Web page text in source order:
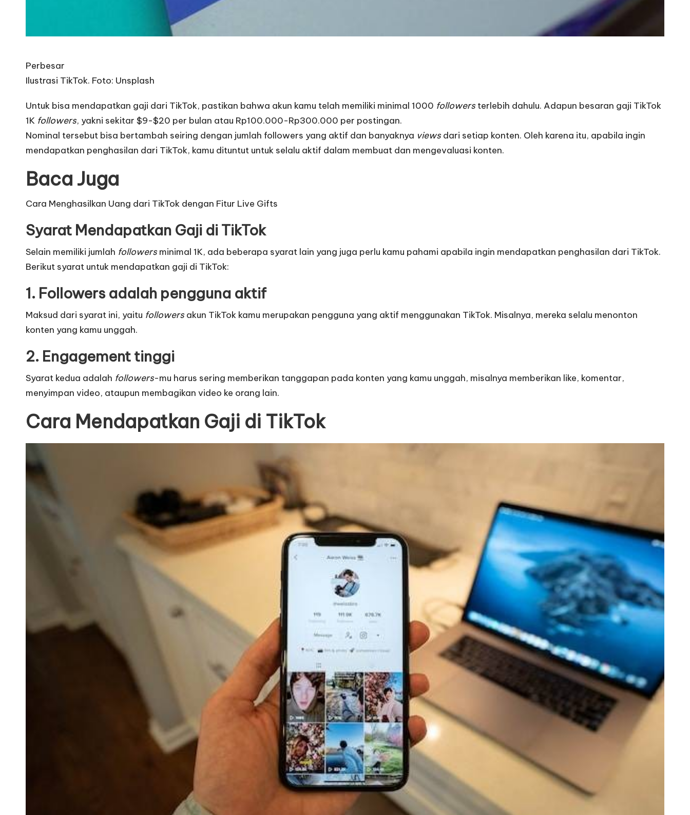
Perbesar
Ilustrasi TikTok. Foto: Unsplash
Untuk bisa mendapatkan gaji dari TikTok, pastikan bahwa akun kamu telah memiliki minimal 1000 followers terlebih dahulu. Adapun besaran gaji TikTok
1K followers, yakni sekitar $9-$20 per bulan atau Rp100.000-Rp300.000 per postingan.
Nominal tersebut bisa bertambah seiring dengan jumlah followers yang aktif dan banyaknya views dari setiap konten. Oleh karena itu, apabila ingin
mendapatkan penghasilan dari TikTok, kamu dituntut untuk selalu aktif dalam membuat dan mengevaluasi konten.
Baca Juga
Cara Menghasilkan Uang dari TikTok dengan Fitur Live Gifts
Syarat Mendapatkan Gaji di TikTok
Selain memiliki jumlah followers minimal 1K, ada beberapa syarat lain yang juga perlu kamu pahami apabila ingin mendapatkan penghasilan dari TikTok.
Berikut syarat untuk mendapatkan gaji di TikTok:
1. Followers adalah pengguna aktif
Maksud dari syarat ini, yaitu followers akun TikTok kamu merupakan pengguna yang aktif menggunakan TikTok. Misalnya, mereka selalu menonton
konten yang kamu unggah.
2. Engagement tinggi
Syarat kedua adalah followers-mu harus sering memberikan tanggapan pada konten yang kamu unggah, misalnya memberikan like, komentar,
menyimpan video, ataupun membagikan video ke orang lain.
Cara Mendapatkan Gaji di TikTok